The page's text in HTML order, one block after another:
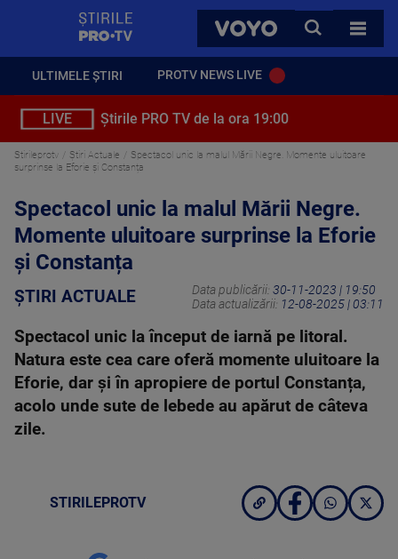
VOYO
CAUTA
TOATE
ULTIMELE ȘTIRI PROTV NEWS LIVE
LIVE Știrile PRO TV de la ora 19:00
Stirileprotv Știri Actuale
Spectacol unic la malul Mării Negre. Momente uluitoare
surprinse la Eforie și Constanța
Spectacol unic la malul Mării Negre.
Momente uluitoare surprinse la Eforie
și Constanța
ȘTIRI ACTUALE Data publicării: 30-11-2023 | 19:50
Data actualizării: 12-08-2025 | 03:11
Spectacol unic la început de iarnă pe litoral.
Natura este cea care oferă momente uluitoare la
Eforie, dar și în apropiere de portul Constanța,
acolo unde sute de lebede au apărut de câteva
zile.
STIRILEPROTV